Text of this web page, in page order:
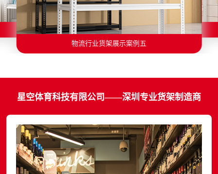
物流行业货架展示案例一
物流行业货架展示案例六
物流行业货架展示案例五
物流行业货架展示案例四
物流行业货架展示案例三
物流行业货架展示案例二
星空体育科技有限公司——深圳专业货架制造商